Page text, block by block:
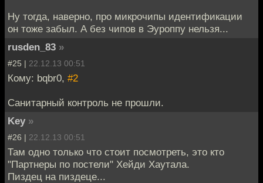
Ну тогда, наверно, про микрочипы идентификации
он тоже забыл. А без чипов в Эуроппу нельзя...
rusden_83 »
#25 | 22.12.13 00:51
Кому: bqbr0, #2
Санитарный контроль не прошли.
Key »
#26 | 22.12.13 00:51
Там одно только что стоит посмотреть, это кто
"Партнеры по постели" Хейди Хаутала.
Пиздец на пиздеце...